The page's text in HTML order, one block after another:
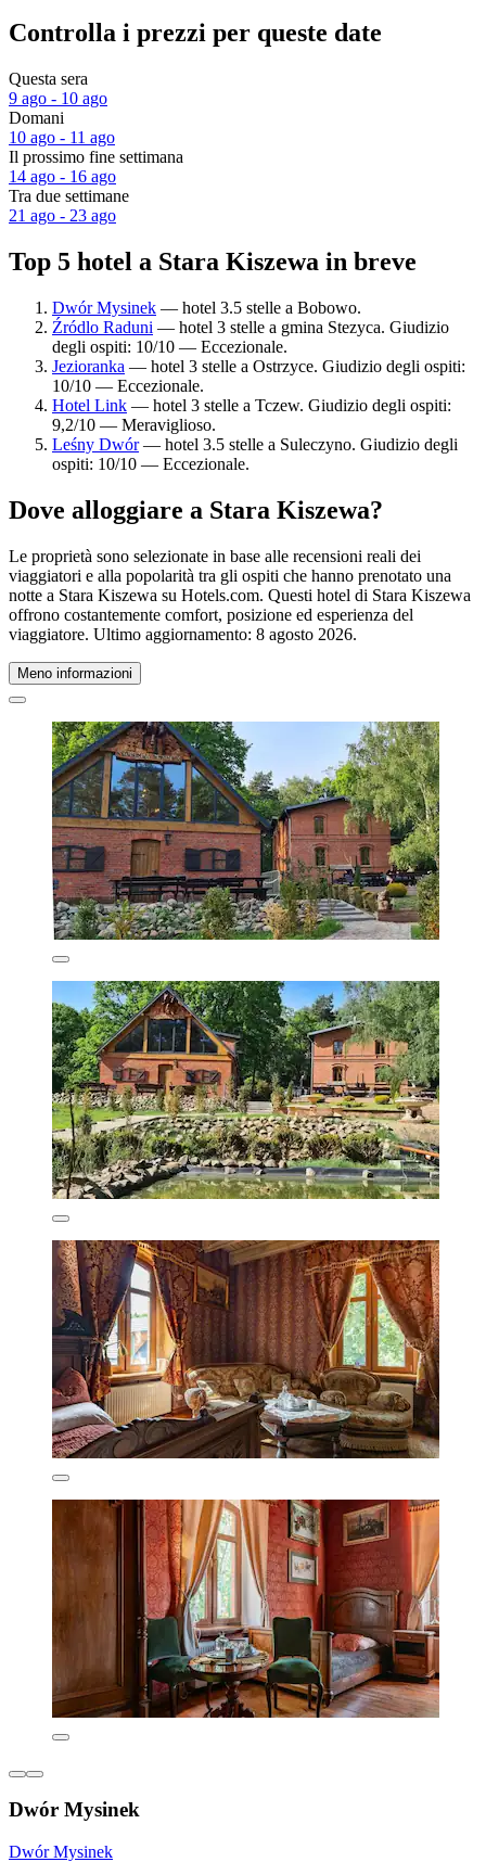
Controlla i prezzi per queste date
Questa sera
9 ago - 10 ago
Domani
10 ago - 11 ago
Il prossimo fine settimana
14 ago - 16 ago
Tra due settimane
21 ago - 23 ago
Top 5 hotel a Stara Kiszewa in breve
Dwór Mysinek — hotel 3.5 stelle a Bobowo.
Źródlo Raduni — hotel 3 stelle a gmina Stezyca. Giudizio
degli ospiti: 10/10 — Eccezionale.
Jezioranka — hotel 3 stelle a Ostrzyce. Giudizio degli ospiti:
10/10 — Eccezionale.
Hotel Link — hotel 3 stelle a Tczew. Giudizio degli ospiti:
9,2/10 — Meraviglioso.
Leśny Dwór— hotel 3.5 stelle a Suleczyno. Giudizio degli
ospiti: 10/10 — Eccezionale.
Dove alloggiare a Stara Kiszewa?
Le proprietà sono selezionate in base alle recensioni reali dei
viaggiatori e alla popolarità tra gli ospiti che hanno prenotato una
notte a Stara Kiszewa su Hotels.com. Questi hotel di Stara Kiszewa
offrono costantemente comfort, posizione ed esperienza del
viaggiatore. Ultimo aggiornamento: 8 agosto 2026.
Meno informazioni
Dwór Mysinek
Dwór Mysinek